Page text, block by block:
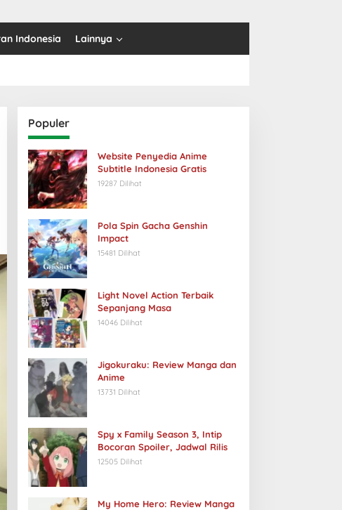
Indonesia Lainnya
Populer
Website Penyedia Anime
Subtitle Indonesia Gratis
19287 Dilihat
Pola Spin Gacha Genshin
Impact
15481 Dilihat
Light Novel Action Terbaik
Sepanjang Masa
14046 Dilihat
Jigokuraku: Review Manga dan
Anime
13731 Dilihat
Spy x Family Season 3, Intip
Bocoran Spoiler, Jadwal Rilis
12505 Dilihat
My Home Hero: Review Manga